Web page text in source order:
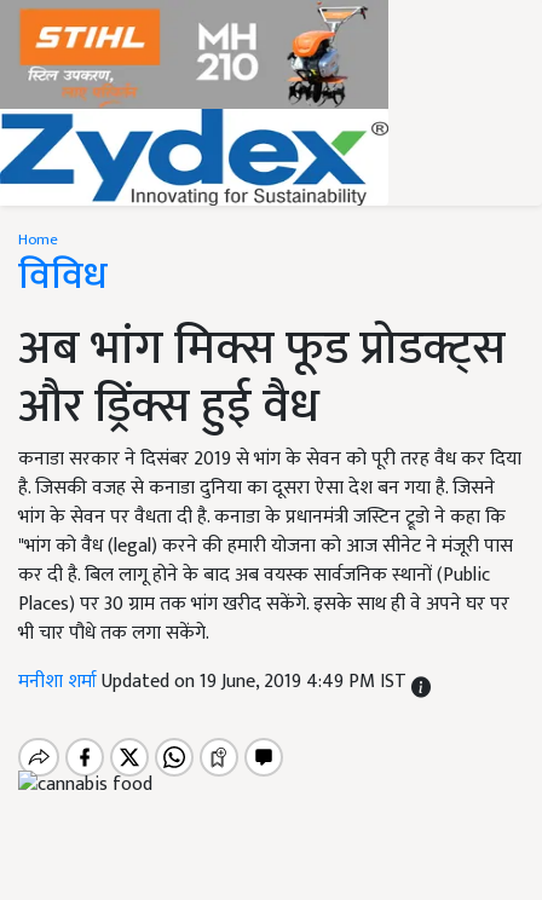
Home
विविध
अब भांग मिक्स फूड प्रोडक्ट्स
और ड्रिंक्स हुई वैध
कनाडा सरकार ने दिसंबर 2019 से भांग के सेवन को पूरी तरह वैध कर दिया
है. जिसकी वजह से कनाडा दुनिया का दूसरा ऐसा देश बन गया है. जिसने
भांग के सेवन पर वैधता दी है. कनाडा के प्रधानमंत्री जस्टिन ट्रूडो ने कहा कि
"भांग को वैध (legal) करने की हमारी योजना को आज सीनेट ने मंजूरी पास
कर दी है. बिल लागू होने के बाद अब वयस्क सार्वजनिक स्थानों (Public
Places) पर 30 ग्राम तक भांग खरीद सकेंगे. इसके साथ ही वे अपने घर पर
भी चार पौधे तक लगा सकेंगे.
मनीशा शर्माUpdated on 19 June, 2019 4:49 PM IST